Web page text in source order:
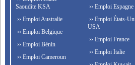
Saoudite KSA
›› Emploi Australie
›› Emploi Belgique
›› Emploi Bénin
›› Emploi Cameroun
›› Emploi Espagne
›› Emploi États-
USA
›› Emploi France
›› Emploi Italie